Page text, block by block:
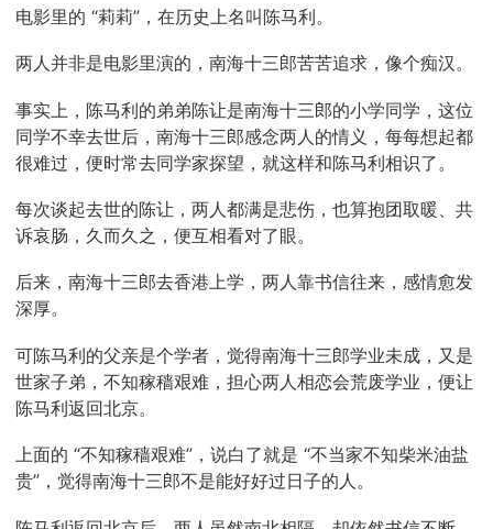
电影里的 “莉莉”，在历史上名叫陈马利。
两人并非是电影里演的，南海十三郎苦苦追求，像个痴汉。
事实上，陈马利的弟弟陈让是南海十三郎的小学同学，这位
同学不幸去世后，南海十三郎感念两人的情义，每每想起都
很难过，便时常去同学家探望，就这样和陈马利相识了。
每次谈起去世的陈让，两人都满是悲伤，也算抱团取暖、共
诉哀肠，久而久之，便互相看对了眼。
后来，南海十三郎去香港上学，两人靠书信往来，感情愈发
深厚。
可陈马利的父亲是个学者，觉得南海十三郎学业未成，又是
世家子弟，不知稼穑艰难，担心两人相恋会荒废学业，便让
陈马利返回北京。
上面的 “不知稼穑艰难”，说白了就是 “不当家不知柴米油盐
贵”，觉得南海十三郎不是能好好过日子的人。